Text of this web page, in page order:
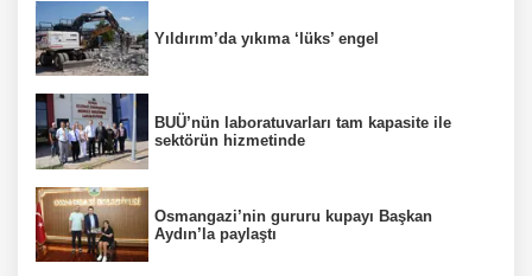
Yıldırım’da yıkıma ‘lüks’ engel
BUÜ’nün laboratuvarları tam kapasite ile
sektörün hizmetinde
Osmangazi’nin gururu kupayı Başkan
Aydın’la paylaştı